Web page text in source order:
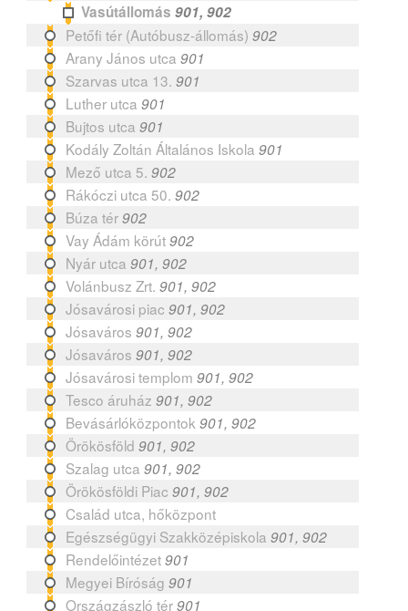
Vasútállomás 901, 902
Petőfi tér (Autóbusz-állomás) 902
Arany János utca 901
Szarvas utca 13. 901
Luther utca 901
Bujtos utca 901
Kodály Zoltán Általános Iskola 901
Mező utca 5. 902
Rákóczi utca 50. 902
Búza tér902
Vay Ádám körút902
Nyár utca 901, 902
Volánbusz Zrt. 901, 902
Jósavárosi piac 901, 902
Jósaváros 901, 902
Jósaváros 901, 902
Jósavárosi templom 901, 902
Tesco áruház 901, 902
Bevásárlóközpontok 901, 902
Örökösföld 901, 902
Szalag utca 901, 902
Örökösföldi Piac 901, 902
Család utca, hőközpont
Egészségügyi Szakközépiskola 901, 902
Rendelőintézet901
Megyei Bíróság 901
Országzászló tér901